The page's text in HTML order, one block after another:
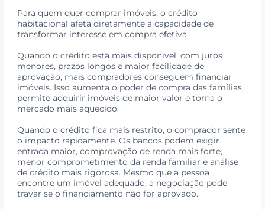
Para quem quer comprar imóveis, o crédito
habitacional afeta diretamente a capacidade de
transformar interesse em compra efetiva.
Quando o crédito está mais disponível, com juros
menores, prazos longos e maior facilidade de
aprovação, mais compradores conseguem financiar
imóveis. Isso aumenta o poder de compra das famílias,
permite adquirir imóveis de maior valor e torna o
mercado mais aquecido.
Quando o crédito fica mais restrito, o comprador sente
o impacto rapidamente. Os bancos podem exigir
entrada maior, comprovação de renda mais forte,
menor comprometimento da renda familiar e análise
de crédito mais rigorosa. Mesmo que a pessoa
encontre um imóvel adequado, a negociação pode
travar se o financiamento não for aprovado.